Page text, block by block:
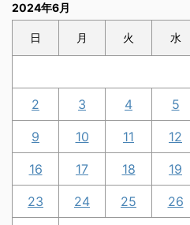
2024年6月
日 月 火 水
2 3 4 5
9 10 11 12
16 17 18 19
23 24 25 26